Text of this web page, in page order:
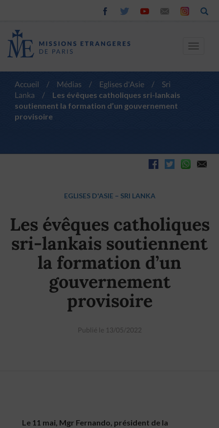
Toggle
Accueil / Médias / Eglises d'Asie /
Sri
Lanka
/
Les évêques catholiques sri-lankais
soutiennent la formation d’un gouvernement
provisoire
EGLISES D'ASIE – SRI LANKA
Les évêques catholiques
sri-lankais soutiennent
la formation d’un
gouvernement
provisoire
Publié le 13/05/2022
Le 11 mai, Mgr Fernando, président de la